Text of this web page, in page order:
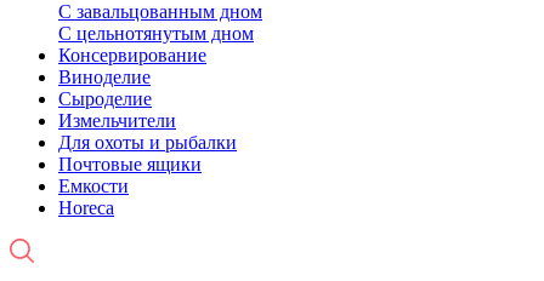
С завальцованным дном
С цельнотянутым дном
Консервирование
Виноделие
Сыроделие
Измельчители
Для охоты и рыбалки
Почтовые ящики
Емкости
Horeca